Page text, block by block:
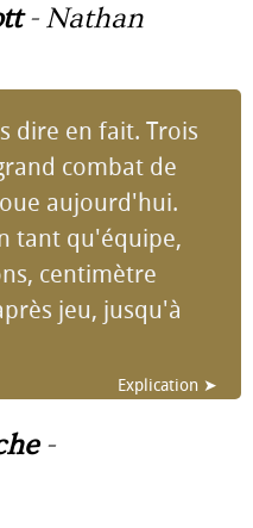
- Nathan
dire en fait. Trois
combat de
aujourd'hui.
tant qu'équipe,
centimètre
jeu, jusqu'à
Explication ➤
-